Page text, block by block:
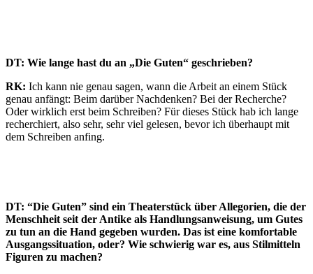
DT: Wie lange hast du an „Die Guten“ geschrieben?
RK: Ich kann nie genau sagen, wann die Arbeit an einem Stück
genau anfängt: Beim darüber Nachdenken? Bei der Recherche?
Oder wirklich erst beim Schreiben? Für dieses Stück hab ich lange
recherchiert, also sehr, sehr viel gelesen, bevor ich überhaupt mit
dem Schreiben anfing.
DT: “Die Guten” sind ein Theaterstück über Allegorien, die der
Menschheit seit der Antike als Handlungsanweisung, um Gutes
zu tun an die Hand gegeben wurden. Das ist eine komfortable
Ausgangssituation, oder? Wie schwierig war es, aus Stilmitteln
Figuren zu machen?